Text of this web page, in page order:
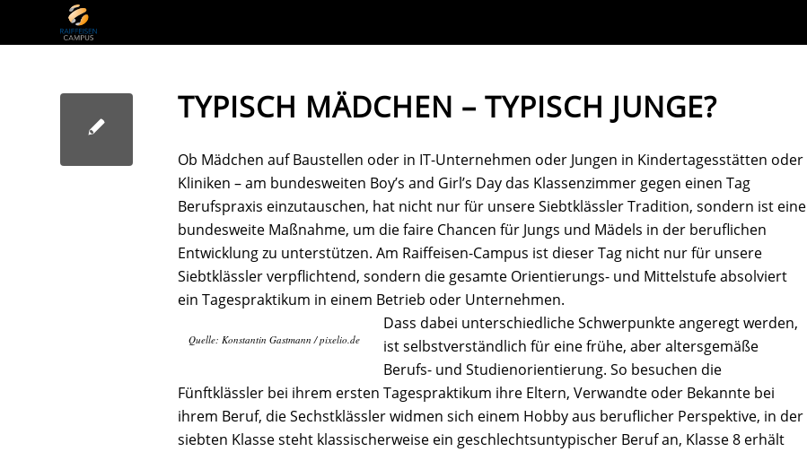
TYPISCH MÄDCHEN – TYPISCH JUNGE?
Ob Mädchen auf Baustellen oder in IT-Unternehmen oder Jungen in Kindertagesstätten oder
Kliniken – am bundesweiten Boy’s and Girl’s Day das Klassenzimmer gegen einen Tag
Berufspraxis einzutauschen, hat nicht nur für unsere Siebtklässler Tradition, sondern ist eine
bundesweite Maßnahme, um die faire Chancen für Jungs und Mädels in der beruflichen
Entwicklung zu unterstützen. Am Raiffeisen-Campus ist dieser Tag nicht nur für unsere
Siebtklässler verpflichtend, sondern die gesamte Orientierungs- und Mittelstufe absolviert
ein Tagespraktikum in einem Betrieb oder Unternehmen.
Quelle: Konstantin Gastmann / pixelio.de
Dass dabei unterschiedliche Schwerpunkte angeregt werden,
ist selbstverständlich für eine frühe, aber altersgemäße
Berufs- und Studienorientierung. So besuchen die
Fünftklässler bei ihrem ersten Tagespraktikum ihre Eltern, Verwandte oder Bekannte bei
ihrem Beruf, die Sechstklässler widmen sich einem Hobby aus beruflicher Perspektive, in der
siebten Klasse steht klassischerweise ein geschlechtsuntypischer Beruf an, Klasse 8 erhält